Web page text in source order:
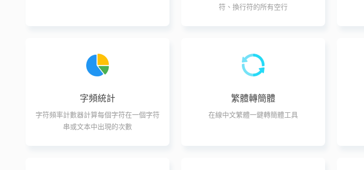
符、換行符的所有空行
字頻統計
字符頻率計數器計算每個字符在一個字符
串或文本中出現的次數
繁體轉簡體
在線中文繁體一鍵轉簡體工具